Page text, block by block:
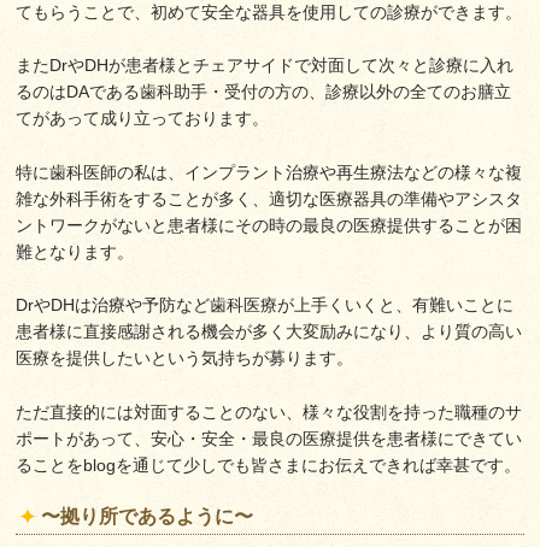
てもらうことで、初めて安全な器具を使用しての診療ができます。
またDrやDHが患者様とチェアサイドで対面して次々と診療に入れ
るのはDAである歯科助手・受付の方の、診療以外の全てのお膳立
てがあって成り立っております。
特に歯科医師の私は、インプラント治療や再生療法などの様々な複
雑な外科手術をすることが多く、適切な医療器具の準備やアシスタ
ントワークがないと患者様にその時の最良の医療提供することが困
難となります。
DrやDHは治療や予防など歯科医療が上手くいくと、有難いことに
患者様に直接感謝される機会が多く大変励みになり、より質の高い
医療を提供したいという気持ちが募ります。
ただ直接的には対面することのない、様々な役割を持った職種のサ
ポートがあって、安心・安全・最良の医療提供を患者様にできてい
ることをblogを通じて少しでも皆さまにお伝えできれば幸甚です。
〜拠り所であるように〜